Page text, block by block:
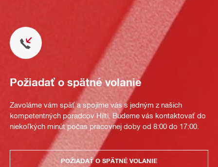
Požiadať o spätné volanie
Zavoláme vám späť a spojíme vás s jedným z našich
kompetentných poradcov Hilti. Budeme vás kontaktovať do
niekoľkých minút počas pracovnej doby od 8:00 do 17:00.
POŽIADAŤ O SPÄTNÉ VOLANIE